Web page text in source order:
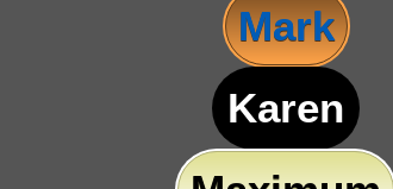
Mark
Karen